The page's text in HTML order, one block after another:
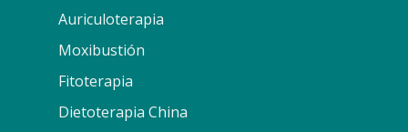
Auriculoterapia
Moxibustión
Fitoterapia
Dietoterapia China